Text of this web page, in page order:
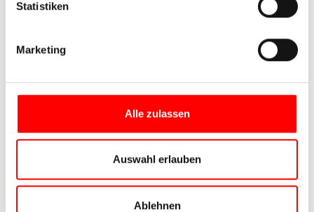
Statistiken
Marketing
Alle zulassen
Auswahl erlauben
Ablehnen